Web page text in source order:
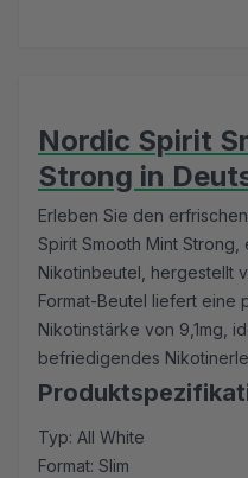
Nordic Spirit
Strong in
Erleben Sie den
Spirit Smooth Mint Strong,
Nikotinbeutel, hergestellt
Format-Beutel liefert eine
Nikotinstärke von 9,1mg,
befriedigendes
Typ: All White
Format: Slim